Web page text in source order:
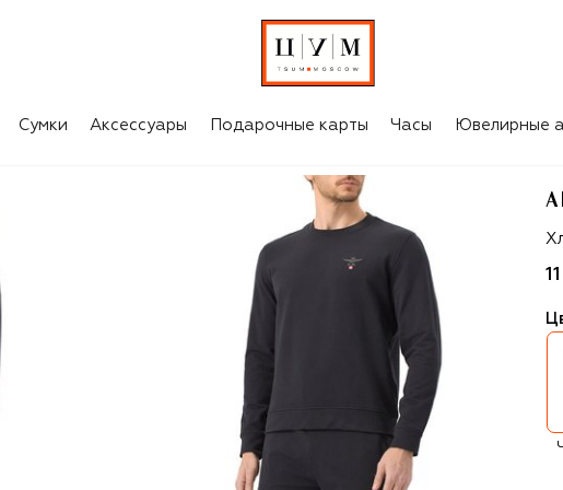
Сумки Аксессуары Подарочные карты Часы Ювелирные